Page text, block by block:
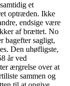
et
optræden. Ikke
endsige være
af brættet. No
bagefter sagligt,
Den uhøfligste,
år ved
ærgrelse over at
sammen og